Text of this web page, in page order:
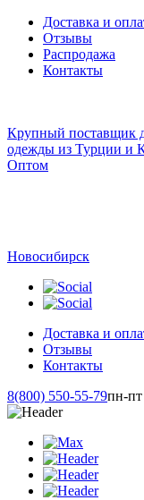
Доставка и
Отзывы
Распродажа
Контакты
Крупный поставщик
одежды из Турции и
Оптом
Новосибирск
Доставка и
Отзывы
Контакты
8(800) 550-55-79пн-